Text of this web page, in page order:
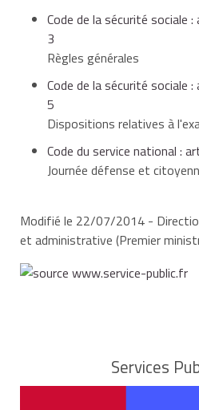
âgé de 16-25 ans et que
présenté un certificat
Journée Défense
chômeur,
âgé de 60 à 75 ans,
d'examens complémentaires.
Code de la sécurité sociale
3
Règles générales
Code de la sécurité sociale
5
Dispositions relatives à
Code du service national :
Journée défense et
Modifié le 22/07/2014 -
et administrative (Premier
Services